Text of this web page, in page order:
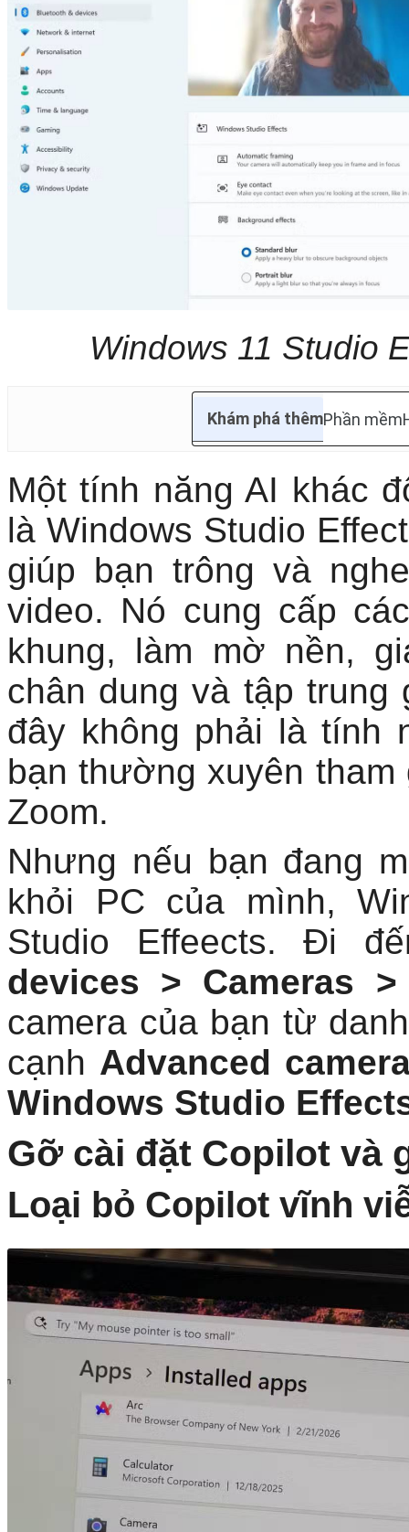
Windows 11 Studio
Khám phá thêmPhần mềm
Một tính năng AI khác
giúp bạn trông và
video. Nó cung cấp
khung, làm mờ nền,
chân dung và tập trung
đây không phải là tính
bạn thường xuyên tham
Zoom.
Nhưng nếu bạn đang
khỏi PC của mình,
Studio Effeects. Đi
devices > Cameras
camera của bạn từ
cạnhAdvanced
Windows Studio
Gỡ cài đặt Copilot và
Loại bỏ Copilot vĩnh